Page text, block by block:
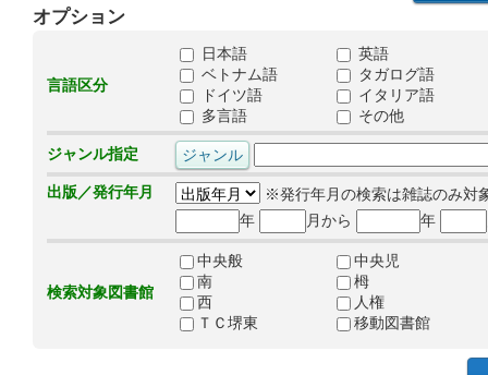
オプション
言語区分
日本語
英語
ベトナム語
タガログ語
ドイツ語
イタリア語
多言語
その他
ジャンル指定
出版／発行年月
※発行年月の検索は雑誌のみ対
年
月から 年
検索対象図書館
中央般
中央児
南
栂
西
人権
ＴＣ堺東
移動図書館